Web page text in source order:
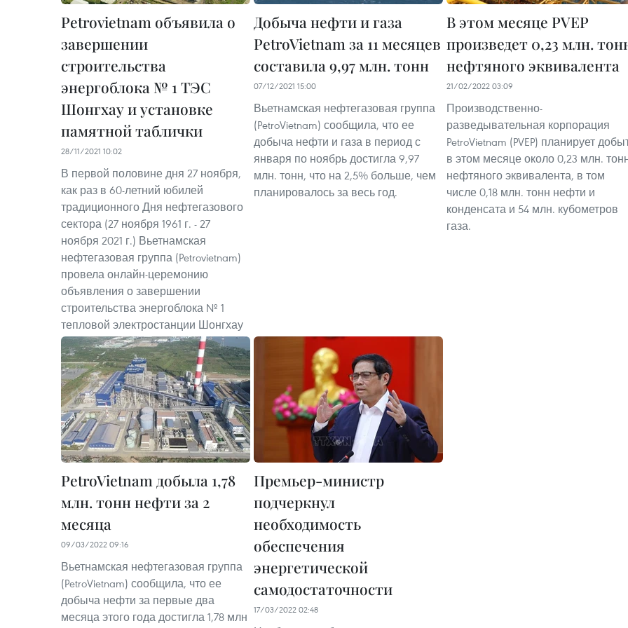
Petrovietnam объявила о
завершении
строительства
энергоблока № 1 ТЭС
Шонгхау и установке
памятной таблички
28/11/2021 10:02
В первой половине дня 27 ноября,
как раз в 60-летний юбилей
традиционного Дня нефтегазового
сектора (27 ноября 1961 г. - 27
ноября 2021 г.) Вьетнамская
нефтегазовая группа (Petrovietnam)
провела онлайн-церемонию
объявления о завершении
строительства энергоблока № 1
тепловой электростанции Шонгхау
Добыча нефти и газа
PetroVietnam за 11 месяцев
составила 9,97 млн. тонн
07/12/2021 15:00
Вьетнамская нефтегазовая группа
(PetroVietnam) сообщила, что ее
добыча нефти и газа в период с
января по ноябрь достигла 9,97
млн. тонн, что на 2,5% больше, чем
планировалось за весь год.
В этом месяце PVEP
произведет 0,23 млн.
нефтяного эквивалента
21/02/2022 03:09
Производственно-
разведывательная корпорация
PetroVietnam (PVEP) планирует
в этом месяце около 0,23 млн.
нефтяного эквивалента, в том
числе 0,18 млн. тонн нефти и
конденсата и 54 млн. кубометров
газа.
PetroVietnam добыла 1,78
млн. тонн нефти за 2
месяца
09/03/2022 09:16
Вьетнамская нефтегазовая группа
(PetroVietnam) сообщила, что ее
добыча нефти за первые два
месяца этого года достигла 1,78 млн
Премьер-министр
подчеркнул
необходимость
обеспечения
энергетической
самодостаточности
17/03/2022 02:48